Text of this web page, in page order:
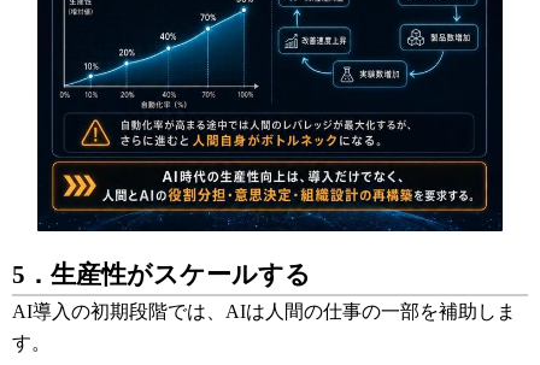
5．生産性がスケールする
AI導入の初期段階では、AIは人間の仕事の一部を補助しま
す。